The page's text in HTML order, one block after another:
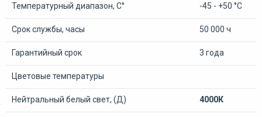
Температурный диапазон, С° -45 - +50 °С
Срок службы, часы 50 000 ч
Гарантийный срок 3 года
Цветовые температуры
Нейтральный белый свет, (Д) 4000К